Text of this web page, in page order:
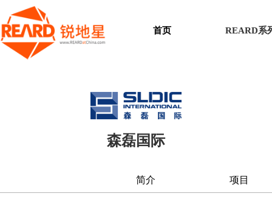
首页 REARD系
森磊国际
简介 项目